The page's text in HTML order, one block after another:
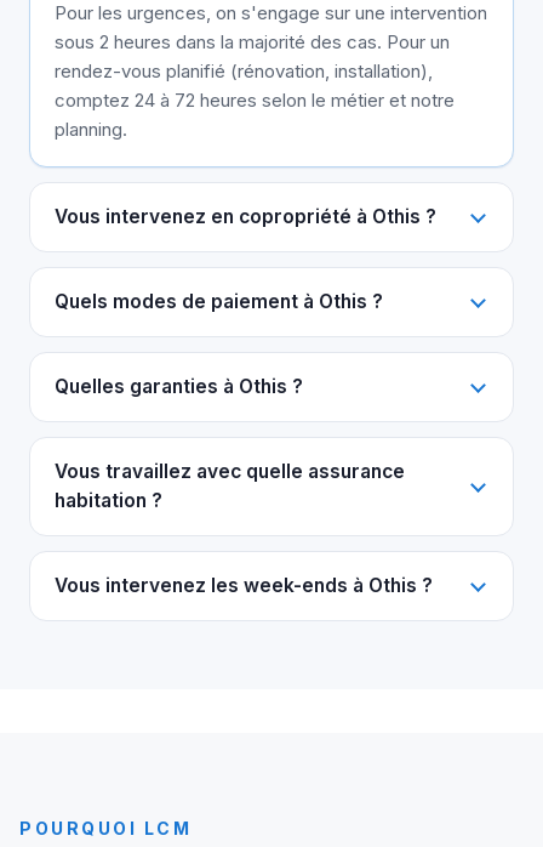
Pour les urgences, on s'engage sur une intervention
sous 2 heures dans la majorité des cas. Pour un
rendez-vous planifié (rénovation, installation),
comptez 24 à 72 heures selon le métier et notre
planning.
Vous intervenez en copropriété à Othis ?
Quels modes de paiement à Othis ?
Quelles garanties à Othis ?
Vous travaillez avec quelle assurance
habitation ?
Vous intervenez les week-ends à Othis ?
POURQUOI LCM